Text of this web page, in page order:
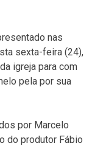
nas
sexta-feira (24),
igreja para com
pela por sua
por Marcelo
do produtor Fábio